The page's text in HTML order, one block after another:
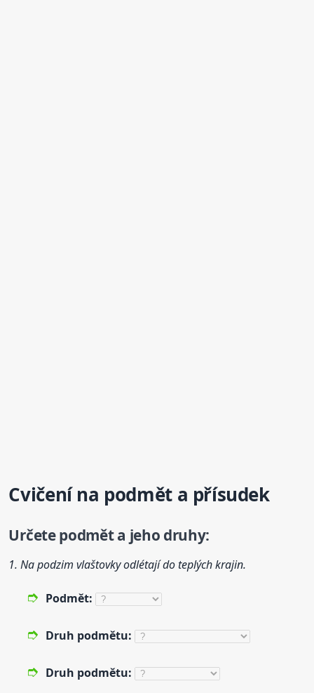
Cvičenína podmět a přísudek
Určetepodměta jeho druhy:
1. Na podzim vlaštovky odlétají do teplých krajin.
Podmět:
Druh podmětu:
Druh podmětu: